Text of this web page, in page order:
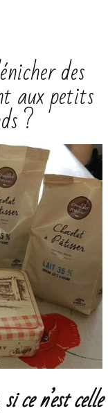
des
aux petits
?
ce n’est celle